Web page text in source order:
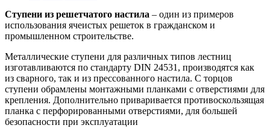
Ступени из решетчатого настила – один из примеров
использования ячеистых решеток в гражданском и
промышленном строительстве.
Металлические ступени для различных типов лестниц
изготавливаются по стандарту DIN 24531, производятся как
из сварного, так и из прессованного настила. С торцов
ступени обрамлены монтажными планками с отверстиями для
крепления. Дополнительно приваривается противоскользящая
планка с перфорированными отверстиями, для большей
безопасности при эксплуатации